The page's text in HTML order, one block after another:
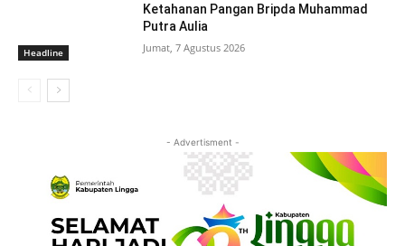
Headline
Ketahanan Pangan Bripda Muhammad
Putra Aulia
Jumat, 7 Agustus 2026
- Advertisment -